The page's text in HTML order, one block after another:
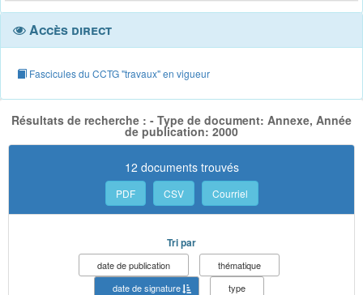
Accès direct
Fascicules du CCTG "travaux" en vigueur
Résultats de recherche : - Type de document: Annexe, Année
de publication: 2000
12 documents trouvés
PDF CSV Courriel
Tri par
date de publication
thématique
date de signature
type